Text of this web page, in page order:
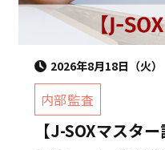
2026年8月18日（火）
内部監査
【J-SOXマスター